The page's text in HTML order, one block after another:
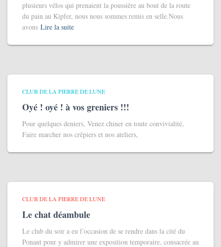
plusieurs vélos qui prenaient la poussière au bout de la route
du pain au Kipfer, nous nous sommes remis en selle.Nous
avons Lire la suite
CLUB DE LA PIERRE DE LUNE
Oyé ! oyé ! à vos greniers !!!
Pour quelques deniers, Venez chiner en toute convivialité,
Faire marcher nos crêpiers et nos ateliers,
CLUB DE LA PIERRE DE LUNE
Le chat déambule
Le club du soir a eu l’occasion de se rendre dans la cité du
Ponant pour y admirer une exposition temporaire, consacrée au